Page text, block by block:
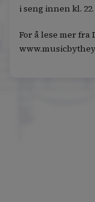
i seng innen kl. 22.
For å lese mer fra